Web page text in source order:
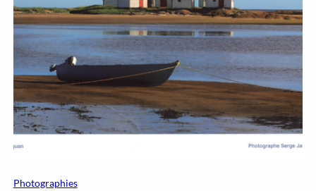
Photographies